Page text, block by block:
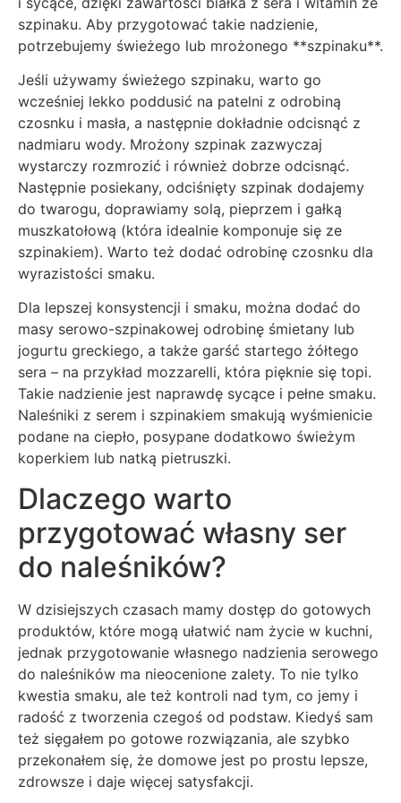
szpinaku. Aby przygotować takie nadzienie,
potrzebujemy świeżego lub mrożonego **szpinaku**.
Jeśli używamy świeżego szpinaku, warto go
wcześniej lekko poddusić na patelni z odrobiną
czosnku i masła, a następnie dokładnie odcisnąć z
nadmiaru wody. Mrożony szpinak zazwyczaj
wystarczy rozmrozić i również dobrze odcisnąć.
Następnie posiekany, odciśnięty szpinak dodajemy
do twarogu, doprawiamy solą, pieprzem i gałką
muszkatołową (która idealnie komponuje się ze
szpinakiem). Warto też dodać odrobinę czosnku dla
wyrazistości smaku.
Dla lepszej konsystencji i smaku, można dodać do
masy serowo-szpinakowej odrobinę śmietany lub
jogurtu greckiego, a także garść startego żółtego
sera – na przykład mozzarelli, która pięknie się topi.
Takie nadzienie jest naprawdę sycące i pełne smaku.
Naleśniki z serem i szpinakiem smakują wyśmienicie
podane na ciepło, posypane dodatkowo świeżym
koperkiem lub natką pietruszki.
Dlaczego warto
przygotować własny ser
do naleśników?
W dzisiejszych czasach mamy dostęp do gotowych
produktów, które mogą ułatwić nam życie w kuchni,
jednak przygotowanie własnego nadzienia serowego
do naleśników ma nieocenione zalety. To nie tylko
kwestia smaku, ale też kontroli nad tym, co jemy i
radość z tworzenia czegoś od podstaw. Kiedyś sam
też sięgałem po gotowe rozwiązania, ale szybko
przekonałem się, że domowe jest po prostu lepsze,
zdrowsze i daje więcej satysfakcji.